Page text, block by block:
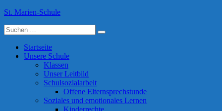
Skip
content
St. Marien-Schule
Katholische Grundschule in Moers
Suche
nach:
Startseite
Unsere Schule
Klassen
Unser Leitbild
Schulsozialarbeit
Offene Elternsprechstunde
Soziales und emotionales Lernen
Kinderrechte